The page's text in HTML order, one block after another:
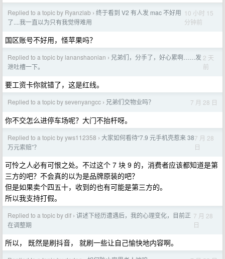
Replied to a topic by Ryanzlab › 终于看到 V2 有人发 mac 不好用
了....我一直以为只有我觉得难用
10 小时 15
分钟前
国区账号不好用，怪苹果吗？
Replied to a topic by lananshaonian › 兄弟们，分手了，好心累啊……发
泄吐槽一下。
2 天
前
要工资卡你就错了，这是红线。
Replied to a topic by sevenyangcc › 兄弟们交物业吗？ 7 月 28 日
你不交怎么进停车场呢？大门不抬杆呀。
Replied to a topic by yws112358 › 大家如何看待“7.9 元手机壳惹来 38
万元索赔”？
7 月 28
日
可怜之人必有可恨之处。不过这个 7 块 9 的，消费者应该都知道是第
三方的吧？不会真的以为是品牌原装的吧？
但是如果卖个四五十，收到的也有可能是第三方的。
所以我支持打假。
Replied to a topic by dif › 讲述下经历遭遇后，我的心理变化，目前正
在调整期
7 月 28
日
所以， 既然是刷抖音， 就刷一些让自己愉快地内容啊。